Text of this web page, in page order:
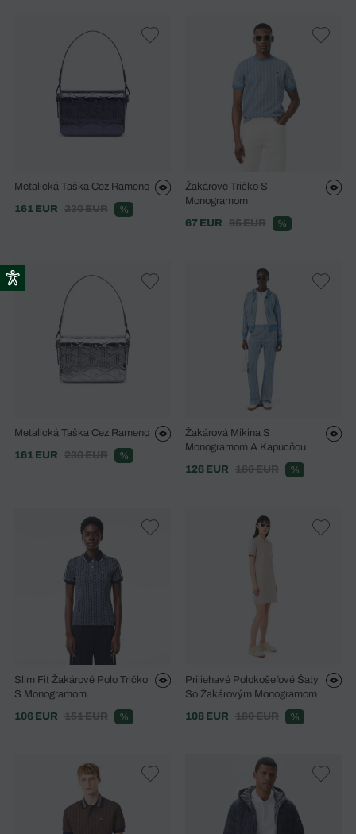
Metalická Taška Cez Rameno
161 EUR
230 EUR %
Žakárové Tričko S
Monogramom
67 EUR
95 EUR %
Metalická Taška Cez Rameno
161 EUR
230 EUR %
Žakárová Mikina S
Monogramom A Kapucňou
126 EUR
180 EUR %
Slim Fit Žakárové Polo Tričko
S Monogramom
106 EUR
151 EUR %
Priliehavé Polokošeľové Šaty
So Žakárovým Monogramom
108 EUR
180 EUR %